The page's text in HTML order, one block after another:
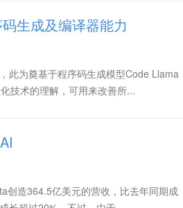
生成及编译器能力
此为奠基于程序码生成模型Code Llama
技术的理解，可用来改善所...
创造364.5亿美元的营收，比去年同期成